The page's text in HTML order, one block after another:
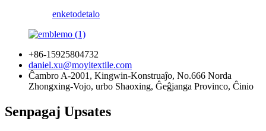
enketodetalo
+86-15925804732
daniel.xu@moyitextile.com
Ĉambro A-2001, Kingwin-Konstruaĵo, No.666 Norda
Zhongxing-Vojo, urbo Shaoxing, Ĝeĝjanga Provinco, Ĉinio
Senpagaj Upsates